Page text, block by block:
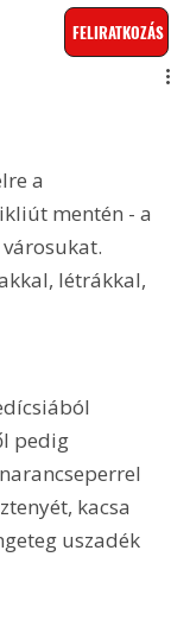
FELIRATKOZÁS
a
mentén - a
létrákkal,
pedig
kacsa
uszadék